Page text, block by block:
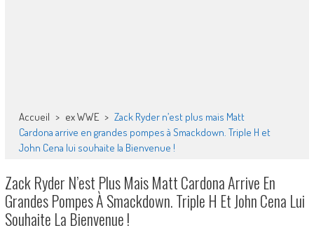
Accueil > ex WWE > Zack Ryder n’est plus mais Matt
Cardona arrive en grandes pompes à Smackdown. Triple H et
John Cena lui souhaite la Bienvenue !
Zack Ryder N’est Plus Mais Matt Cardona Arrive En
Grandes Pompes À Smackdown. Triple H Et John Cena Lui
Souhaite La Bienvenue !